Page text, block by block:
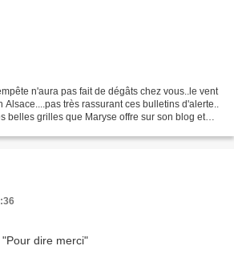
n'aura pas fait de dégâts chez vous..le vent
très rassurant ces bulletins d'alerte..
belles grilles que Maryse offre sur son blog et